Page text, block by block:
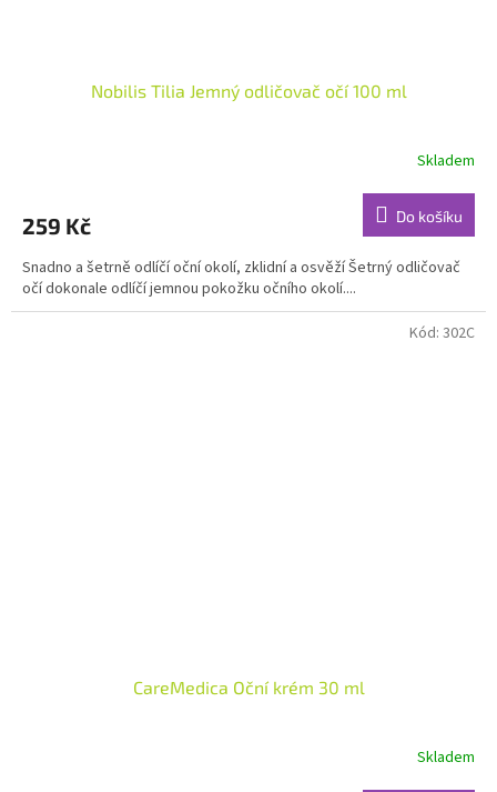
Nobilis Tilia Jemný odličovač očí 100 ml
je
z
5
hvězdiček.
Skladem
259 Kč Do košíku
Snadno a šetrně odlíčí oční okolí, zklidní a osvěží Šetrný odličovač
očí dokonale odlíčí jemnou pokožku očního okolí....
CareMedica Oční krém 30 ml
Skladem
Kód: 302C